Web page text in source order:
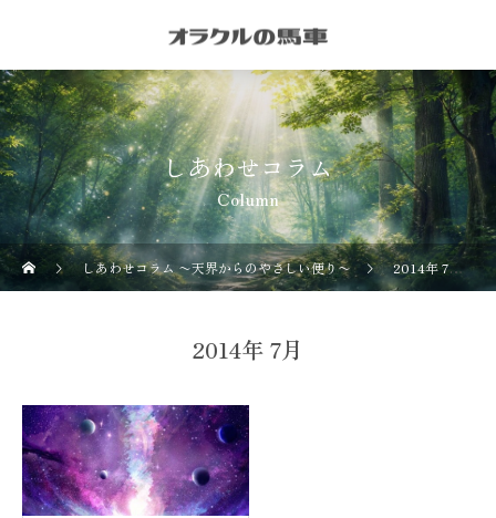
しあわせコラム
Column
しあわせコラム 〜天界からのやさしい便り〜 2014年 7月の記事一覧
2014年 7月